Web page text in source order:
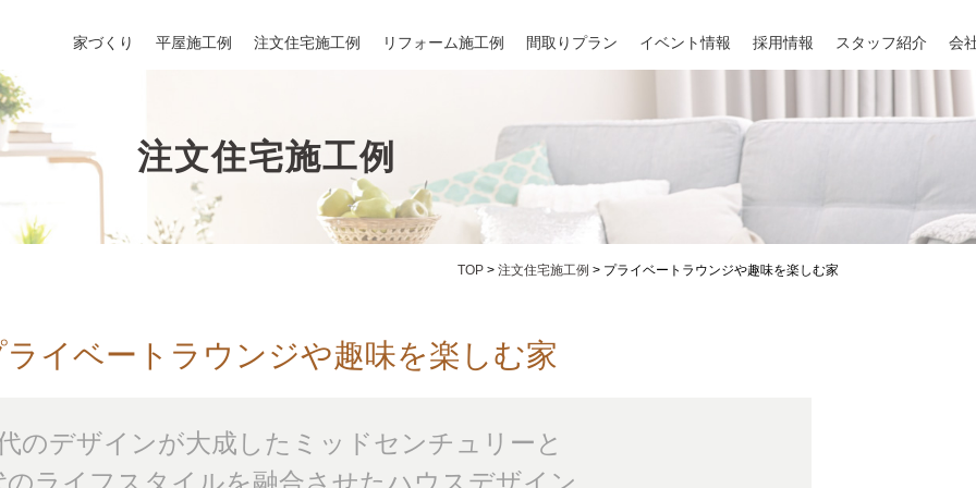
家づくり 平屋施工例 注文住宅施工例 リフォーム施工例 間取りプラン イベント情報 採用情報 スタッフ紹介 会
注文住宅施工例
TOP> 注文住宅施工例 > プライベートラウンジや趣味を楽しむ家
ライベートラウンジや趣味を楽しむ家
のデザインが大成したミッドセンチュリーと
のライフスタイルを融合させたハウスデザイン